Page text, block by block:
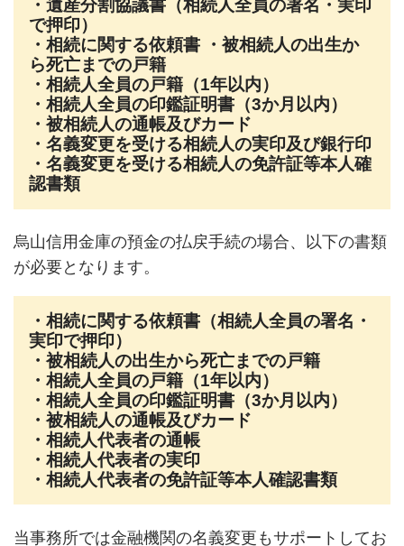
・遺産分割協議書（相続人全員の署名・実印
で押印）
・相続に関する依頼書 ・被相続人の出生か
ら死亡までの戸籍
・相続人全員の戸籍（1年以内）
・相続人全員の印鑑証明書（3か月以内）
・被相続人の通帳及びカード
・名義変更を受ける相続人の実印及び銀行印
・名義変更を受ける相続人の免許証等本人確
認書類
烏山信用金庫の預金の払戻手続の場合、以下の書類
が必要となります。
・相続に関する依頼書（相続人全員の署名・
実印で押印）
・被相続人の出生から死亡までの戸籍
・相続人全員の戸籍（1年以内）
・相続人全員の印鑑証明書（3か月以内）
・被相続人の通帳及びカード
・相続人代表者の通帳
・相続人代表者の実印
・相続人代表者の免許証等本人確認書類
当事務所では金融機関の名義変更もサポートしてお